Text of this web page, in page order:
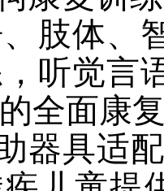
肢体、
听觉言
全面康
器具适